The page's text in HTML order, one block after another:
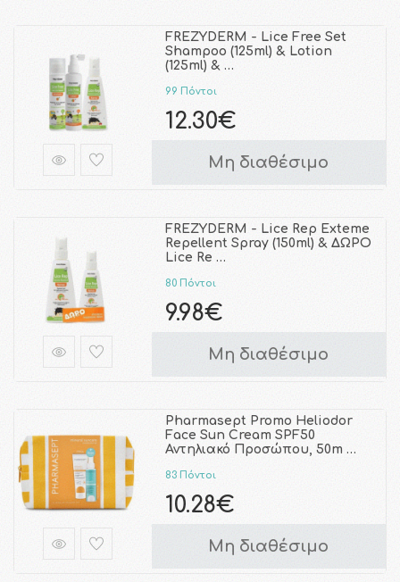
FREZYDERM - Lice Free Set
Shampoo (125ml) & Lotion
(125ml) & …
99 Πόντοι
12.30€
Μη διαθέσιμο
FREZYDERM - Lice Rep Exteme
Repellent Spray (150ml) & ΔΩΡΟ
Lice Re …
80 Πόντοι
9.98€
Μη διαθέσιμο
Pharmasept Promo Heliodor
Face Sun Cream SPF50
Αντηλιακό Προσώπου, 50m …
83 Πόντοι
10.28€
Μη διαθέσιμο